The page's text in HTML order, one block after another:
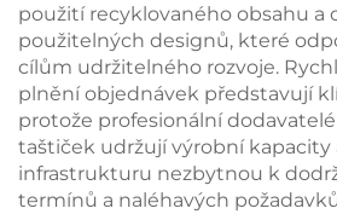
použití recyklovaného obsahu a
použitelných designů, které
cílům udržitelného rozvoje.
plnění objednávek představují
protože profesionální
taštiček udržují výrobní kapacity
infrastrukturu nezbytnou k
termínů a naléhavých